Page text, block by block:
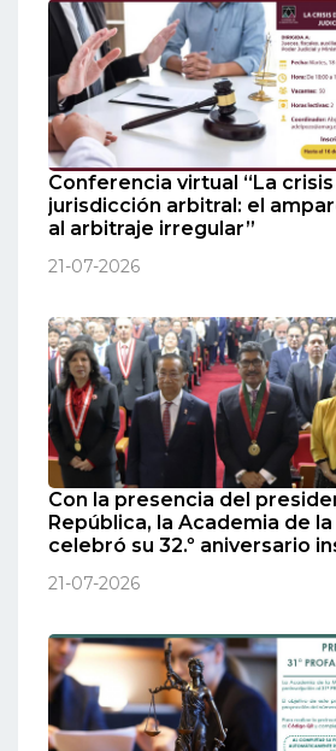
Conferencia virtual “La
jurisdicción arbitral: el
al arbitraje irregular”
21-07-2026
Con la presencia del
República, la Academia de
celebró su 32.º aniversario
21-07-2026